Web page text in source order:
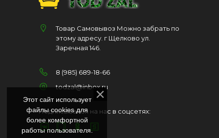
Товар Самовывоз Можно забрать по
этому адресу. г Щелково ул.
Заречная 146.
8 (985) 689-18-66
todzal@inbox.ru
Подписывайся на нас в соцсетях:
Этот сайт использует
файлы cookies для
более комфортной
работы пользователя.